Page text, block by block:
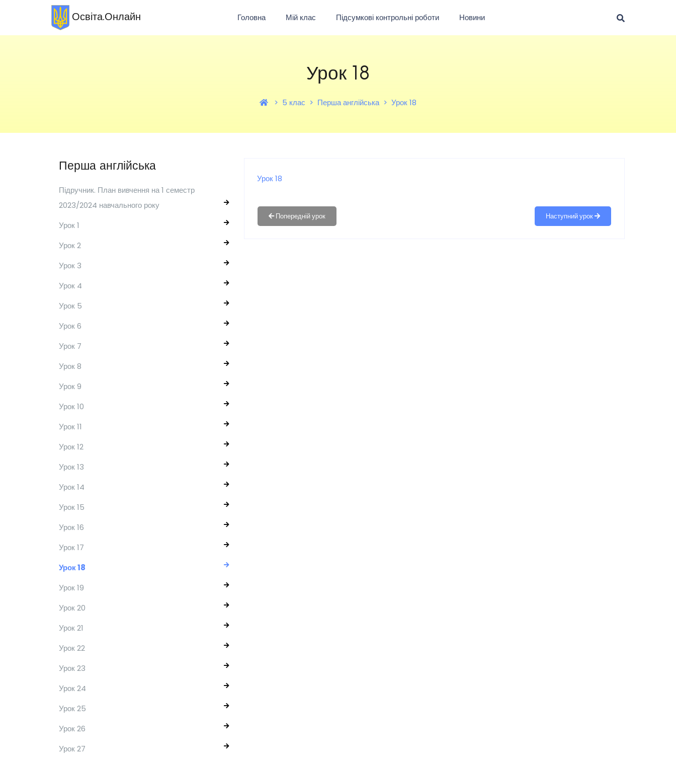
Освіта.Онлайн Головна Мій клас Підсумкові контрольні роботи Новини
Урок 18
5 клас Перша англійська Урок 18
Перша англійська
Підручник. План вивчення на 1 семестр
2023/2024 навчального року
Урок 1
Урок 2
Урок 3
Урок 4
Урок 5
Урок 6
Урок 7
Урок 8
Урок 9
Урок 10
Урок 11
Урок 12
Урок 13
Урок 14
Урок 15
Урок 16
Урок 17
Урок 18
Урок 19
Урок 20
Урок 21
Урок 22
Урок 23
Урок 24
Урок 25
Урок 26
Урок 27
Урок 18
Наступний урок